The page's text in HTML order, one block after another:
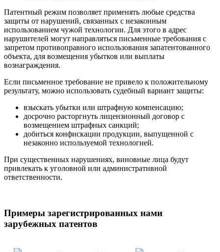
Патентный режим позволяет применять любые средства
защиты от нарушений, связанных с незаконным
использованием чужой технологии. Для этого в адрес
нарушителей могут направляться письменные требования с
запретом противоправного использования запатентованного
объекта, для возмещения убытков или выплаты
вознаграждения.
Если письменное требование не привело к положительному
результату, можно использовать судебный вариант защиты:
взыскать убытки или штрафную компенсацию;
досрочно расторгнуть лицензионный договор с
возмещением штрафных санкций;
добиться конфискации продукции, выпущенной с
незаконно используемой технологией.
При существенных нарушениях, виновные лица будут
привлекать к уголовной или административной
ответственности.
Примеры зарегистрированных нами
зарубежных патентов